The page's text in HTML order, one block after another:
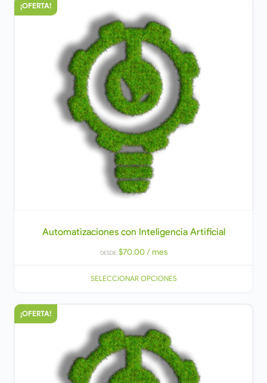
¡OFERTA!
Automatizaciones con Inteligencia Artificial
DESDE:$70.00 / mes
SELECCIONAR OPCIONES
¡OFERTA!